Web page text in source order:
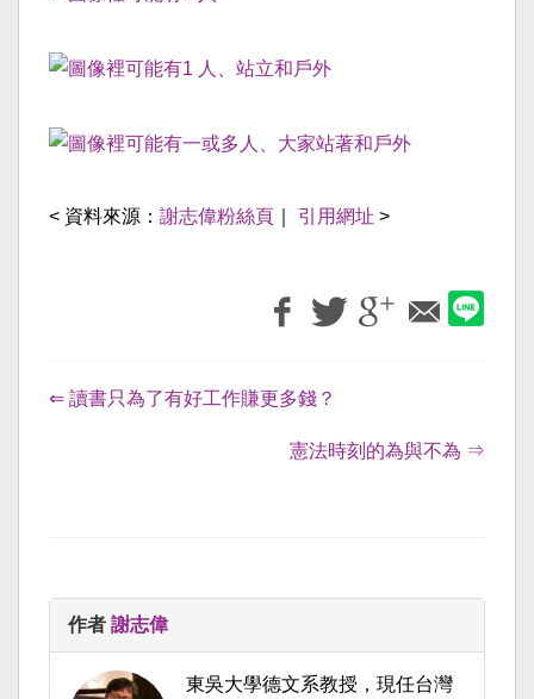
< 資料來源： 謝志偉粉絲頁 引用網址 >
⇐ 讀書只為了有好工作賺更多錢？
憲法時刻的為與不為 ⇒
作者 謝志偉
東吳大學德文系教授，現任台灣